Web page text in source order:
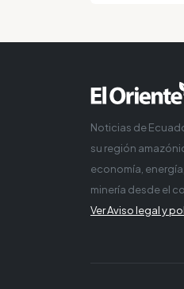
Noticias de
su región
economía,
minería desde el
Ver Aviso legal y